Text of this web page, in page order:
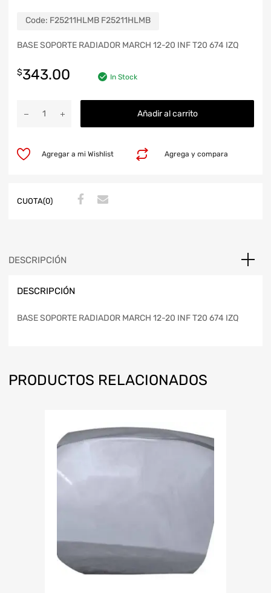
Code: F25211HLMB F25211HLMB
BASE SOPORTE RADIADOR MARCH 12-20 INF T20 674 IZQ
$343.00 In Stock
Añadir al carrito
Agrega y compara
Agregar a mi Wishlist
CUOTA(0)
DESCRIPCIÓN
DESCRIPCIÓN
BASE SOPORTE RADIADOR MARCH 12-20 INF T20 674 IZQ
PRODUCTOS RELACIONADOS